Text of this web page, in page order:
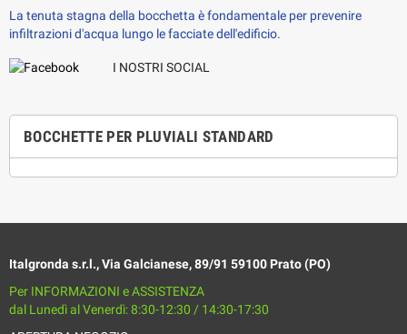
BOCCHETTE PER PLUVIALI STANDARD
La tenuta stagna della bocchetta è fondamentale per prevenire
infiltrazioni d'acqua lungo le facciate dell'edificio.
I NOSTRI SOCIAL
Italgronda s.r.l., Via Galcianese, 89/91 59100 Prato (PO)
Per INFORMAZIONI e ASSISTENZA
dal Lunedì al Venerdì: 8:30-12:30 / 14:30-17:30